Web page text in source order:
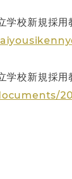
校新規採用
校新規採用